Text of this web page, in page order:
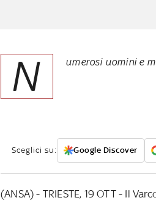
N umerosi uomini e
Sceglici su: Google Discover
(ANSA) - TRIESTE, 19 OTT - Il